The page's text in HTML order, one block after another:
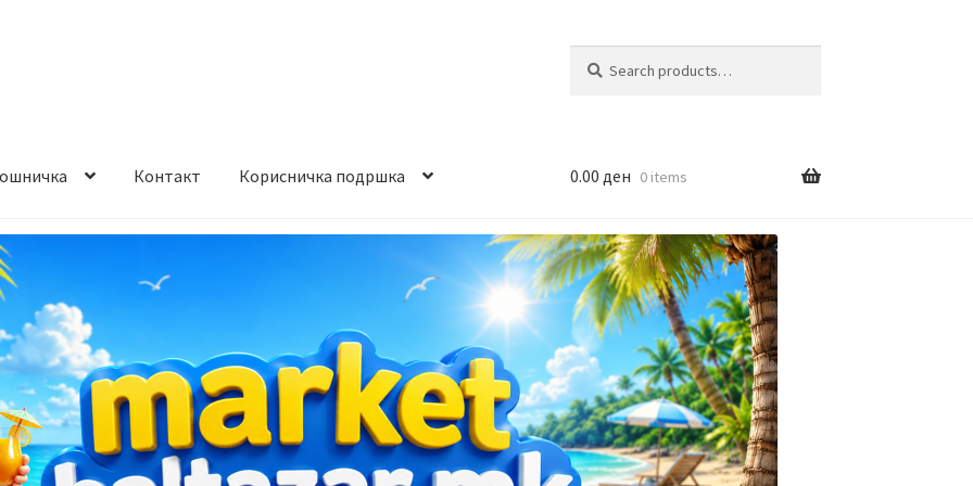
for:
Контакт Корисничка подршка
и начин на плаќање
на производ Услови за користење
0.00 ден 0 items